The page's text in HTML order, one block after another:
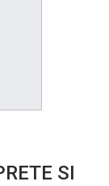
SI